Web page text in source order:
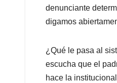
denunciante
digamos
¿Qué le pasa al
escucha que el
hace la